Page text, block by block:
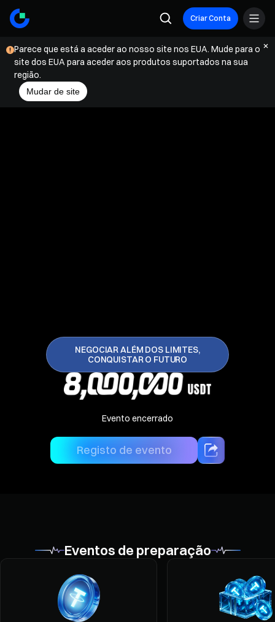
Criar Conta
Parece que está a aceder ao nosso site nos EUA. Mude para o
site dos EUA para aceder aos produtos suportados na sua
região.
Mudar de site
NEGOCIAR ALÉM DOS LIMITES,
CONQUISTAR O FUTURO
Evento encerrado
Registo de evento
Eventos de preparação